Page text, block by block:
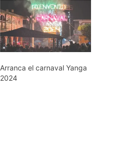
Arranca el carnaval Yanga
2024